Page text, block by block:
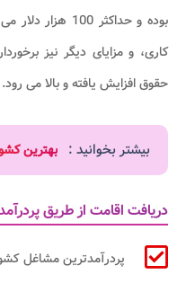
بوده و حداکثر
کاری، و مزایای دیگر نیز
حقوق افزایش یافته و بالا می رود.
بیشتر بخوانید : بهترین
دریافت اقامت از طریق
پردرآمدترین مشاغل